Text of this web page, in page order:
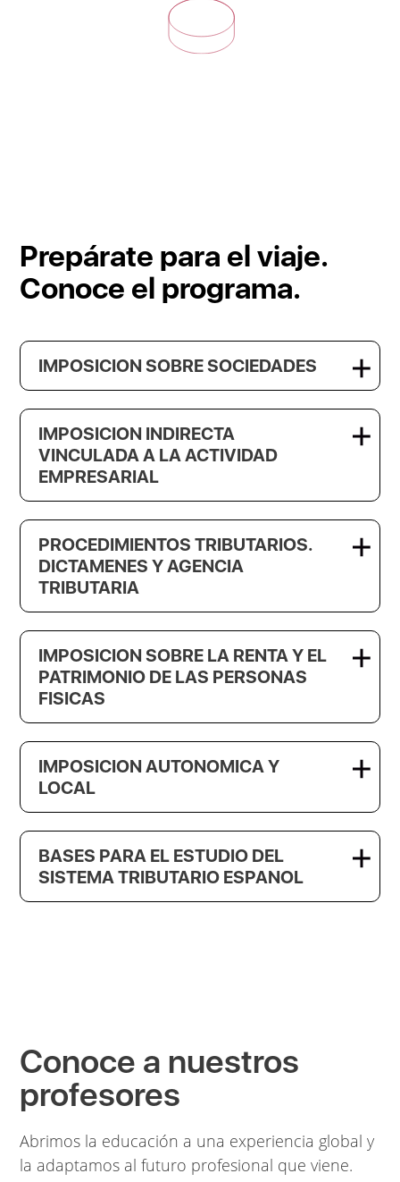
Prepárate para el viaje.
Conoce el programa.
IMPOSICION SOBRE SOCIEDADES
IMPOSICION INDIRECTA
VINCULADA A LA ACTIVIDAD
EMPRESARIAL
PROCEDIMIENTOS TRIBUTARIOS.
DICTAMENES Y AGENCIA
TRIBUTARIA
IMPOSICION SOBRE LA RENTA Y EL
PATRIMONIO DE LAS PERSONAS
FISICAS
IMPOSICION AUTONOMICA Y
LOCAL
BASES PARA EL ESTUDIO DEL
SISTEMA TRIBUTARIO ESPANOL
Conoce a nuestros
profesores
Abrimos la educación a una experiencia global y
la adaptamos al futuro profesional que viene.